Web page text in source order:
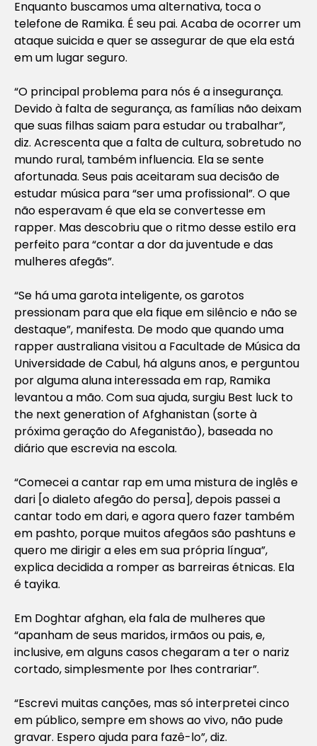
Enquanto buscamos uma alternativa, toca o
telefone de Ramika. É seu pai. Acaba de ocorrer um
ataque suicida e quer se assegurar de que ela está
em um lugar seguro.
“O principal problema para nós é a insegurança.
Devido à falta de segurança, as famílias não deixam
que suas filhas saiam para estudar ou trabalhar”,
diz. Acrescenta que a falta de cultura, sobretudo no
mundo rural, também influencia. Ela se sente
afortunada. Seus pais aceitaram sua decisão de
estudar música para “ser uma profissional”. O que
não esperavam é que ela se convertesse em
rapper. Mas descobriu que o ritmo desse estilo era
perfeito para “contar a dor da juventude e das
mulheres afegãs”.
“Se há uma garota inteligente, os garotos
pressionam para que ela fique em silêncio e não se
destaque”, manifesta. De modo que quando uma
rapper australiana visitou a Facultade de Música da
Universidade de Cabul, há alguns anos, e perguntou
por alguma aluna interessada em rap, Ramika
levantou a mão. Com sua ajuda, surgiu Best luck to
the next generation of Afghanistan (sorte à
próxima geração do Afeganistão), baseada no
diário que escrevia na escola.
“Comecei a cantar rap em uma mistura de inglês e
dari [o dialeto afegão do persa], depois passei a
cantar todo em dari, e agora quero fazer também
em pashto, porque muitos afegãos são pashtuns e
quero me dirigir a eles em sua própria língua”,
explica decidida a romper as barreiras étnicas. Ela
é tayika.
Em Doghtar afghan, ela fala de mulheres que
“apanham de seus maridos, irmãos ou pais, e,
inclusive, em alguns casos chegaram a ter o nariz
cortado, simplesmente por lhes contrariar”.
“Escrevi muitas canções, mas só interpretei cinco
em público, sempre em shows ao vivo, não pude
gravar. Espero ajuda para fazê-lo”, diz.